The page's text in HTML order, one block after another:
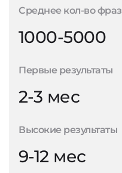
Среднее кол-во фраз
1000-5000
Первые результаты
2-3 мес
Высокие результаты
9-12 мес